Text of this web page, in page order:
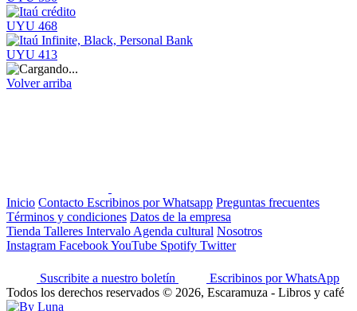
UYU 468
UYU 413
Volver arriba
Inicio Contacto Escribinos por Whatsapp Preguntas frecuentes
Términos y condiciones Datos de la empresa
Tienda Talleres Intervalo Agenda cultural Nosotros
Instagram FacebookYouTube Spotify Twitter
Suscribite a nuestro boletín
Escribinos por WhatsApp
Todos los derechos reservados © 2026, Escaramuza - Libros y café